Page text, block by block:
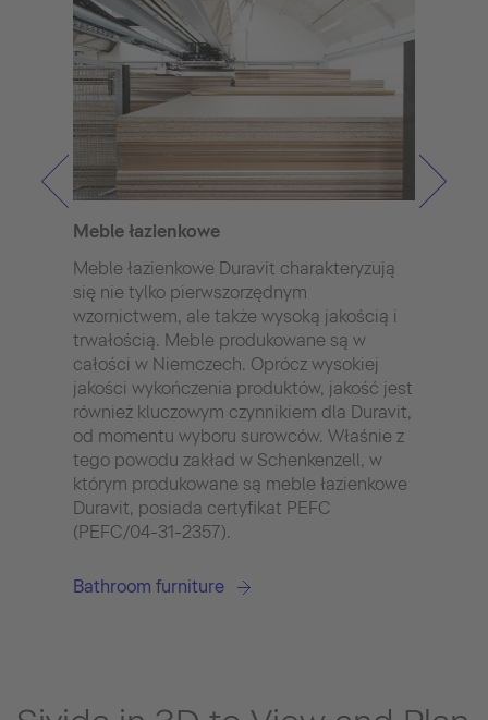
Meble łazienkowe
Meble łazienkowe Duravit charakteryzują
się nie tylko pierwszorzędnym
wzornictwem, ale także wysoką jakością i
trwałością. Meble produkowane są w
całości w Niemczech. Oprócz wysokiej
jakości wykończenia produktów, jakość jest
również kluczowym czynnikiem dla Duravit,
od momentu wyboru surowców. Właśnie z
tego powodu zakład w Schenkenzell, w
którym produkowane są meble łazienkowe
Duravit, posiada certyfikat PEFC
(PEFC/04-31-2357).
Bathroom furniture